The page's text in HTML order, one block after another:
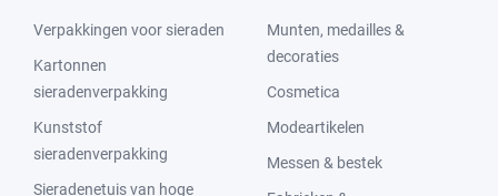
Verpakkingen voor sieraden
Kartonnen
sieradenverpakking
Kunststof
sieradenverpakking
Sieradenetuis van hoge
Munten, medailles &
decoraties
Cosmetica
Modeartikelen
Messen & bestek